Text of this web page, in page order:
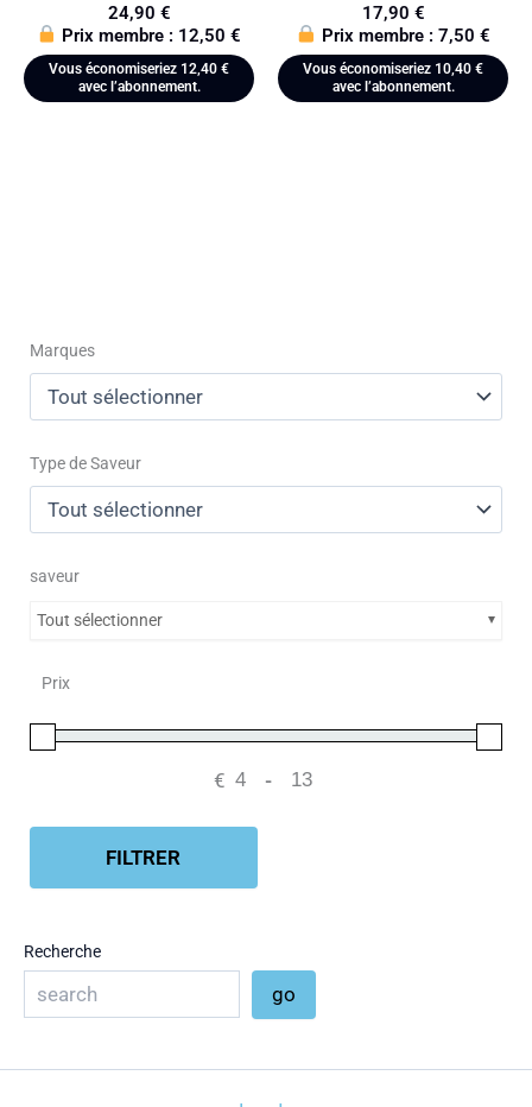
Marques
Type de Saveur
saveur
Tout sélectionner
Prix
€ Minimum Price
-Maximum Price
FILTRER
Recherche
go
24,90 €
Prix membre : 12,50€
Vous économiseriez 12,40 €
avec l’abonnement.
17,90 €
Prix membre : 7,50 €
Vous économiseriez 10,40 €
avec l’abonnement.